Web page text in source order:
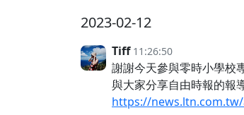
2023-02-12
Tiff 11:26:50
謝謝今天參與零時小學校
與大家分享自由時報的報
https://